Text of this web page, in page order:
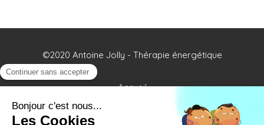
©2020 Antoine Jolly - Thérapie énergétique
Accueil